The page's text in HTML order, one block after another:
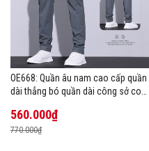
OE668: Quần âu nam cao cấp quần
dài thẳng bó quần dài công sở co
560.000₫
770.000₫